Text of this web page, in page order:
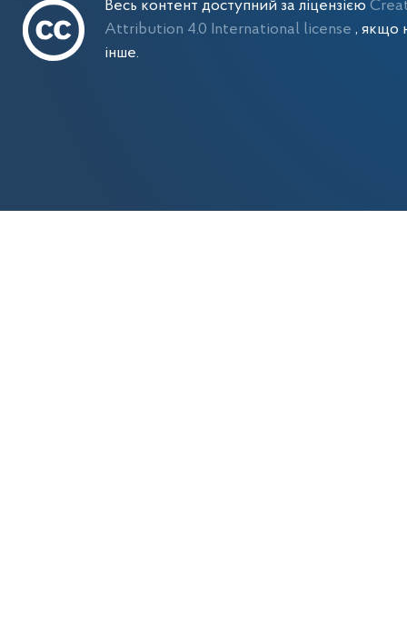
Весь контент доступний за ліцензією
Attribution 4.0 International license , якщо
інше.